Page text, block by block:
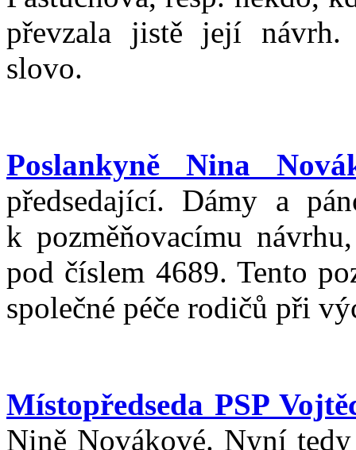
převzala jistě její návrh.
slovo.
Poslankyně Nina
předsedající. Dámy a
k pozměňovacímu
pod číslem 4689. Tento
společné péče rodičů při
Místopředseda PSP
Nině Novákové. Nyní